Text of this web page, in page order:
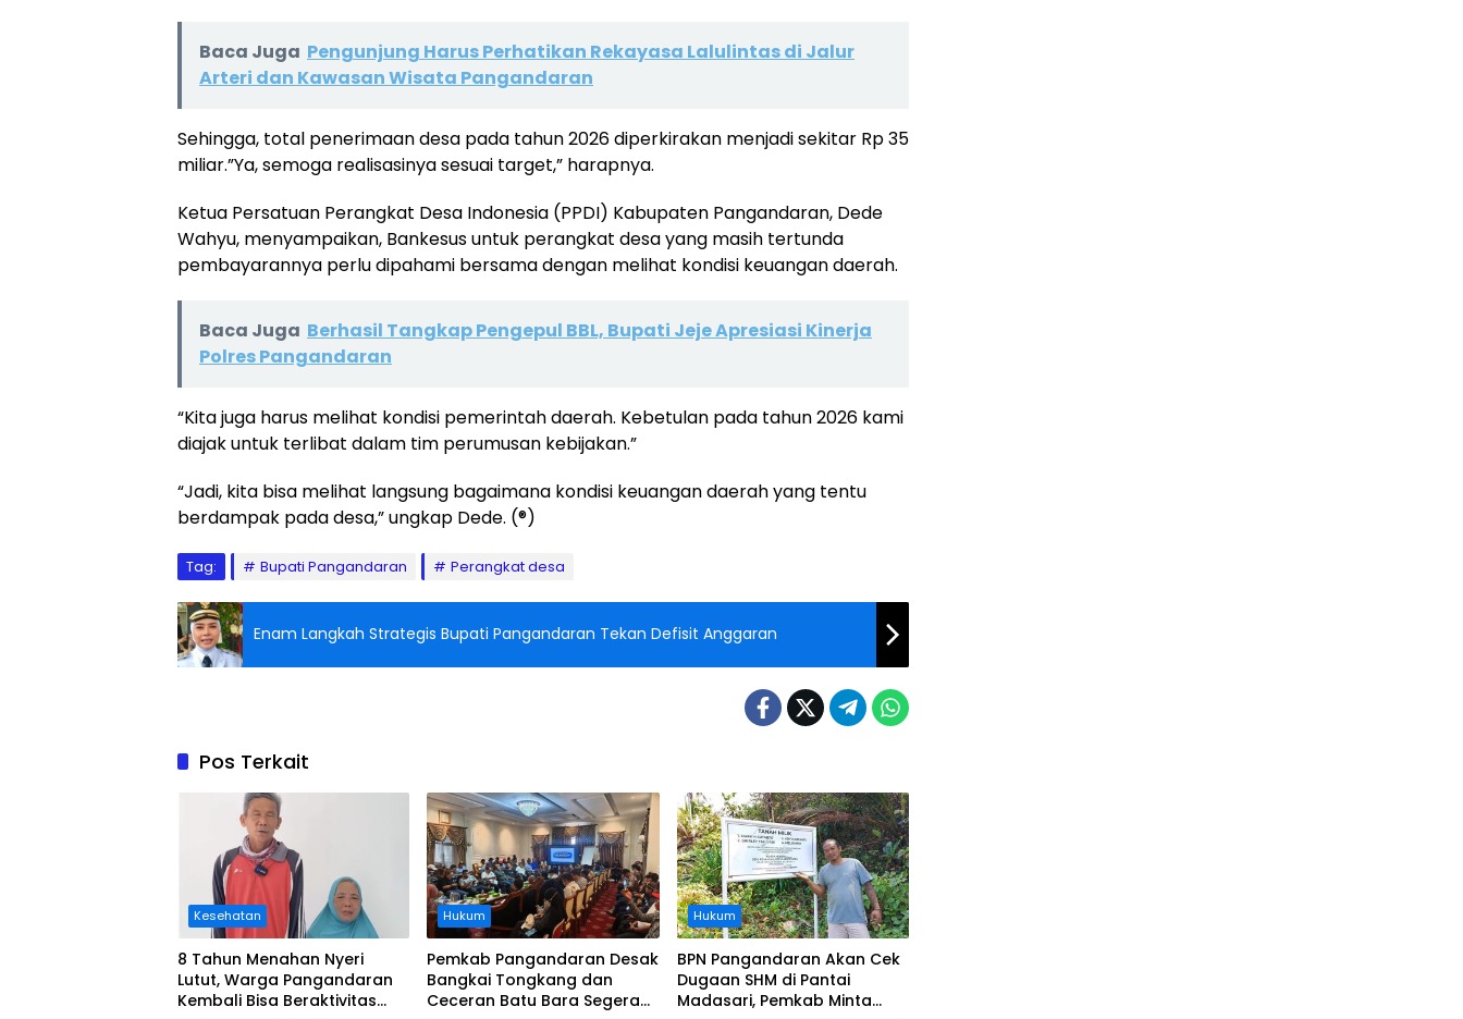
Baca Juga Pengunjung Harus Perhatikan Rekayasa Lalulintas di Jalur
Arteri dan Kawasan Wisata Pangandaran
Sehingga, total penerimaan desa pada tahun 2026 diperkirakan menjadi sekitar Rp 35
miliar.”Ya, semoga realisasinya sesuai target,” harapnya.
Ketua Persatuan Perangkat Desa Indonesia (PPDI) Kabupaten Pangandaran, Dede
Wahyu, menyampaikan, Bankesus untuk perangkat desa yang masih tertunda
pembayarannya perlu dipahami bersama dengan melihat kondisi keuangan daerah.
Baca Juga Berhasil Tangkap Pengepul BBL, Bupati Jeje Apresiasi Kinerja
Polres Pangandaran
“Kita juga harus melihat kondisi pemerintah daerah. Kebetulan pada tahun 2026 kami
diajak untuk terlibat dalam tim perumusan kebijakan.”
“Jadi, kita bisa melihat langsung bagaimana kondisi keuangan daerah yang tentu
berdampak pada desa,” ungkap Dede. (®)
Tag: Bupati Pangandaran Perangkat desa
Enam Langkah Strategis Bupati Pangandaran Tekan Defisit Anggaran
Pos Terkait
Kesehatan
8 Tahun Menahan Nyeri
Lutut, Warga Pangandaran
Kembali Bisa Beraktivitas
Hukum
Pemkab Pangandaran Desak
Bangkai Tongkang dan
Ceceran Batu Bara Segera
Hukum
BPN Pangandaran Akan Cek
Dugaan SHM di Pantai
Madasari, Pemkab Minta